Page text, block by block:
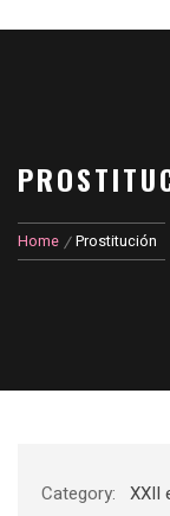
Home Prostitución
Category: XXII